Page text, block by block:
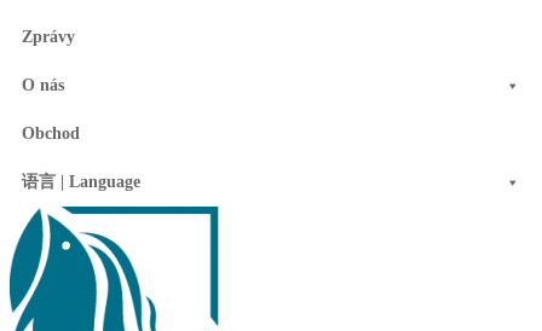
Zprávy
O nás
Obchod
语言 | Language